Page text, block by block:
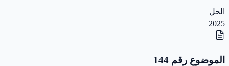
الحل
2025
الموضوع رقم 144